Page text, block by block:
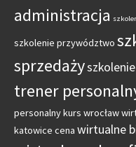
administracja
szkolenie przywództwo
sprzedaży
trener
personalny kurs wrocław
katowice cena wirtualne